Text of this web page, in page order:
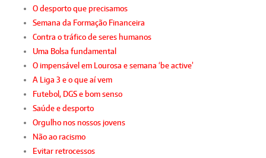
O desporto que precisamos
Semana da Formação Financeira
Contra o tráfico de seres humanos
Uma Bolsa fundamental
O impensável em Lourosa e semana ‘be active’
A Liga 3 e o que aí vem
Futebol, DGS e bom senso
Saúde e desporto
Orgulho nos nossos jovens
Não ao racismo
Evitar retrocessos